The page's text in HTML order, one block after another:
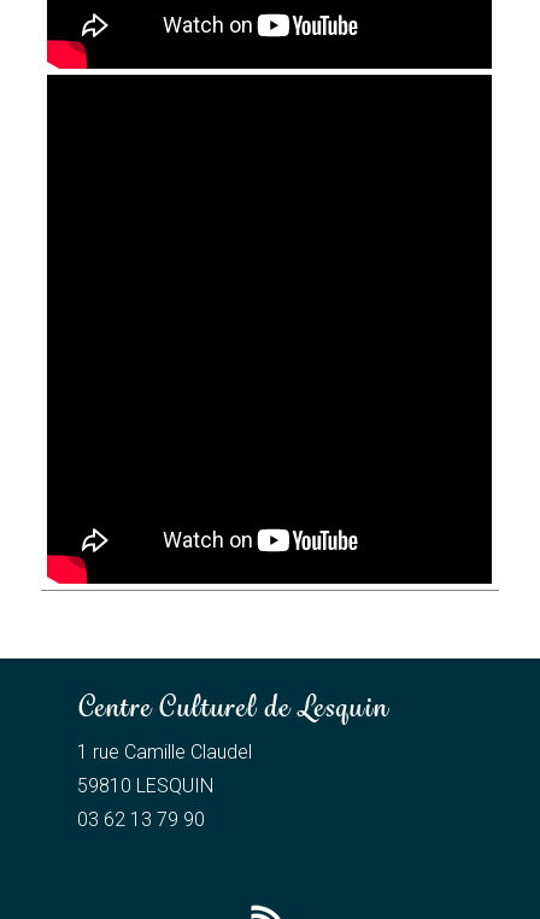
Centre Culturel de Lesquin
1 rue Camille Claudel
59810 LESQUIN
03 62 13 79 90